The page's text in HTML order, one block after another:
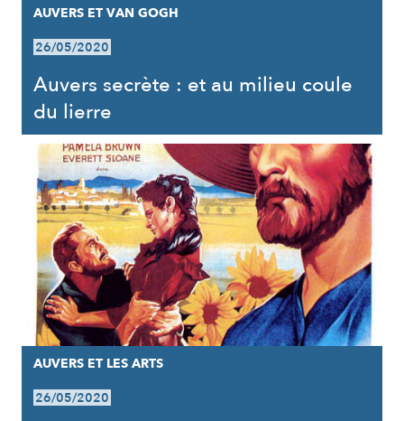
AUVERS ET VAN GOGH
26/05/2020
Auvers secrète : et au milieu coule
du lierre
AUVERS ET LES ARTS
26/05/2020